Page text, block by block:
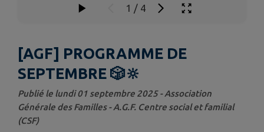
1 / 4
[AGF] PROGRAMME DE
SEPTEMBRE 🎲🔆
Publié le lundi 01 septembre 2025 - Association
Générale des Familles - A.G.F. Centre social et familial
(CSF)